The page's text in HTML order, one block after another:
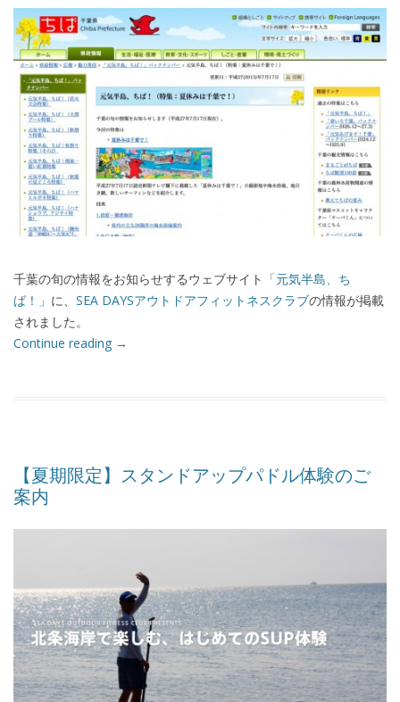
千葉の旬の情報をお知らせするウェブサイト 「元気半島、ち
ば！」 に、 SEA DAYSアウトドアフィットネスクラブの情報が掲載
されました。
Continue reading →
【夏期限定】スタンドアップパドル体験のご
案内